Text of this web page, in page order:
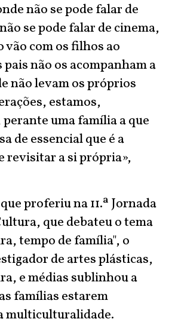
não se pode falar de
se pode falar de cinema,
vão com os filhos ao
não os acompanham a
não levam os próprios
estamos,
uma família a que
de essencial que é a
revisitar a si própria»,
proferiu na 11.ª Jornada
que debateu o tema
tempo de família", o
de artes plásticas,
e médias sublinhou a
famílias estarem
multiculturalidade.